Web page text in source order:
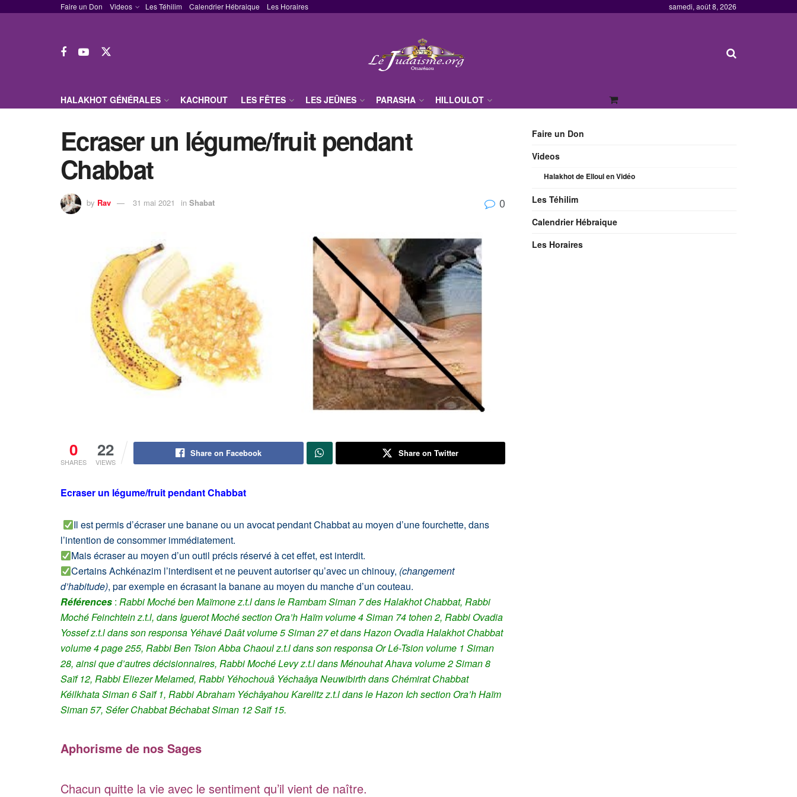
Faire un Don Videos Les Téhilim Calendrier Hébraique Les Horaires samedi, août 8, 2026
HALAKHOT GÉNÉRALES KACHROUT LES FÊTES LES JEÛNES PARASHA HILLOULOT
Ecraser un légume/fruit pendant
Chabbat
by Rav 31 mai 2021 in Shabat 0
0
SHARES
22
VIEWS
Share on Facebook Share on Twitter
Ecraser un légume/fruit pendant Chabbat
Il est permis d’écraser une banane ou un avocat pendant Chabbat au moyen d’une fourchette, dans
l’intention de consommer immédiatement.
Mais écraser au moyen d’un outil précis réservé à cet effet, est interdit.
Certains Achkénazim l’interdisent et ne peuvent autoriser qu’avec un chinouy, (changement
d’habitude), par exemple en écrasant la banane au moyen du manche d’un couteau.
Références : Rabbi Moché ben Maïmone z.t.l dans le Rambam Siman 7 des Halakhot Chabbat, Rabbi
Moché Feinchtein z.t.l, dans Iguerot Moché section Ora’h Haïm volume 4 Siman 74 tohen 2, Rabbi Ovadia
Yossef z.t.l dans son responsa Yéhavé Daât volume 5 Siman 27 et dans Hazon Ovadia Halakhot Chabbat
volume 4 page 255, Rabbi Ben Tsion Abba Chaoul z.t.l dans son responsa Or Lé-Tsion volume 1 Siman
28, ainsi que d’autres décisionnaires, Rabbi Moché Levy z.t.l dans Ménouhat Ahava volume 2 Siman 8
Saïf 12, Rabbi Eliezer Melamed, Rabbi Yéhochouâ Yéchaâya Neuwibirth dans Chémirat Chabbat
KéilkhataSiman 6 Saïf 1, Rabbi Abraham Yéchâyahou Karelitz z.t.l dans le Hazon Ichsection Ora’h Haïm
Siman 57, Séfer Chabbat Béchabat Siman 12 Saïf 15.
Aphorisme de nos Sages
Chacun quitte la vie avec le sentiment qu’il vient de naître.
Faire un Don
Videos
Halakhot de Elloul en Vidéo
Les Téhilim
Calendrier Hébraique
Les Horaires